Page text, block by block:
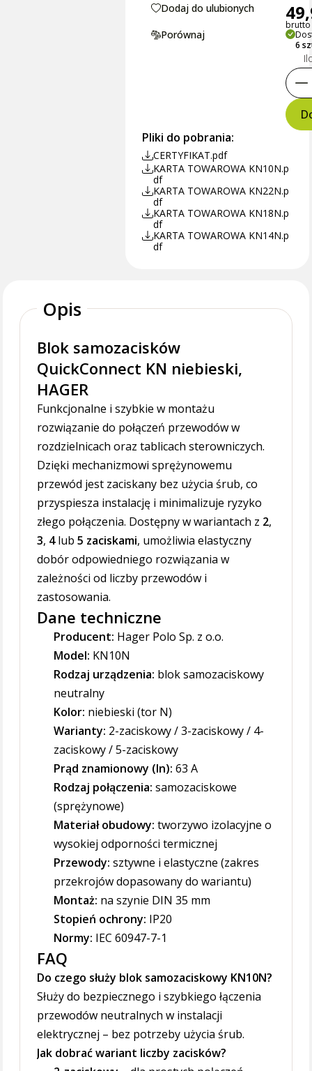
Dodaj do ulubionych
Porównaj
brutto
6
Pliki do pobrania:
CERTYFIKAT.pdf
KARTA TOWAROWA KN10N.p
df
KARTA TOWAROWA KN22N.p
df
KARTA TOWAROWA KN18N.p
df
KARTA TOWAROWA KN14N.p
df
Opis
Blok samozacisków
QuickConnect KN niebieski,
HAGER
Funkcjonalne i szybkie w montażu
rozwiązanie do połączeń przewodów w
rozdzielnicach oraz tablicach sterowniczych.
Dzięki mechanizmowi sprężynowemu
przewód jest zaciskany bez użycia śrub, co
przyspiesza instalację i minimalizuje ryzyko
złego połączenia. Dostępny w wariantach z 2,
3, 4lub5 zaciskami, umożliwia elastyczny
dobór odpowiedniego rozwiązania w
zależności od liczby przewodów i
zastosowania.
Dane techniczne
Producent: Hager Polo Sp. z o.o.
Model: KN10N
Rodzaj urządzenia: blok samozaciskowy
neutralny
Kolor: niebieski (tor N)
Warianty: 2-zaciskowy / 3-zaciskowy / 4-
zaciskowy / 5-zaciskowy
Prąd znamionowy (In): 63 A
Rodzaj połączenia: samozaciskowe
(sprężynowe)
Materiał obudowy: tworzywo izolacyjne o
wysokiej odporności termicznej
Przewody: sztywne i elastyczne (zakres
przekrojów dopasowany do wariantu)
Montaż: na szynie DIN 35 mm
Stopień ochrony: IP20
Normy: IEC 60947-7-1
FAQ
Do czego służy blok samozaciskowy KN10N?
Służy do bezpiecznego i szybkiego łączenia
przewodów neutralnych w instalacji
elektrycznej – bez potrzeby użycia śrub.
Jak dobrać wariant liczby zacisków?